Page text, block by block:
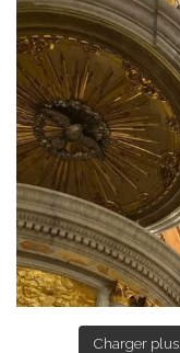
Charger plus